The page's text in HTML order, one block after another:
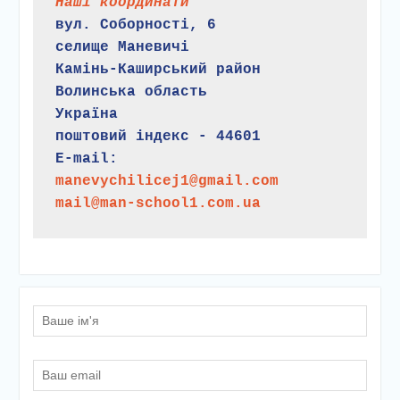
вул. Соборності, 6
селище Маневичі
Камінь-Каширський район
Волинська область
Україна
поштовий індекс - 44601
E-mail:
manevychilicej1@gmail.com
mail@man-school1.com.ua